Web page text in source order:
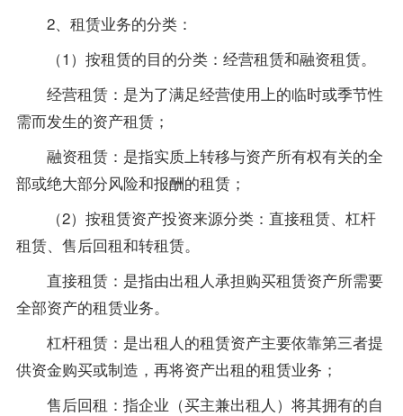
2、租赁业务的分类：
（1）按租赁的目的分类：经营租赁和融资租赁。
经营租赁：是为了满足经营使用上的临时或季节性
需而发生的资产租赁；
融资租赁：是指实质上转移与资产所有权有关的全
部或绝大部分风险和报酬的租赁；
（2）按租赁资产投资来源分类：直接租赁、杠杆
租赁、售后回租和转租赁。
直接租赁：是指由出租人承担购买租赁资产所需要
全部资产的租赁业务。
杠杆租赁：是出租人的租赁资产主要依靠第三者提
供资金购买或制造，再将资产出租的租赁业务；
售后回租：指企业（买主兼出租人）将其拥有的自